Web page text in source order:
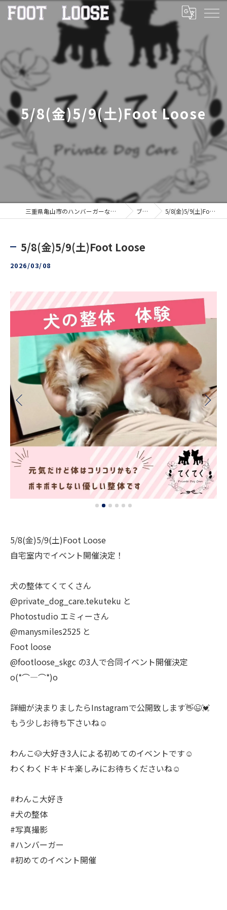
5/8(金)5/9(土)Foot Loose
三重県亀山市のハンバーガーならFOOT LOOSE ブログ 5/8(金)5/9(土)Foot Loose
5/8(金)5/9(土)Foot Loose
2026/03/08
5/8(金)5/9(土)Foot Loose
自宅室内でイベント開催決定！
犬の整体てくてくさん
@private_dog_care.tekuteku と
Photostudio エミィーさん
@manysmiles2525 と
Foot loose
@footloose_skgc の3人で合同イベント開催決定
o(*⌒―⌒*)o
詳細が決まりましたらInstagramで公開致します👋😉💓
もう少しお待ち下さいね☺
わんこ🐶大好き3人による初めてのイベントです☺
わくわくドキドキ楽しみにお待ちくださいね☺
#わんこ大好き
#犬の整体
#写真撮影
#ハンバーガー
#初めてのイベント開催